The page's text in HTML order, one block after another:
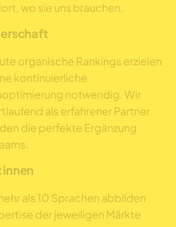
wo sie uns brauchen.
organische Rankings erzielen
kontinuierliche
notwendig. Wir
als erfahrener Partner
die perfekte Ergänzung
als 10 Sprachen abbilden
der jeweiligen Märkte